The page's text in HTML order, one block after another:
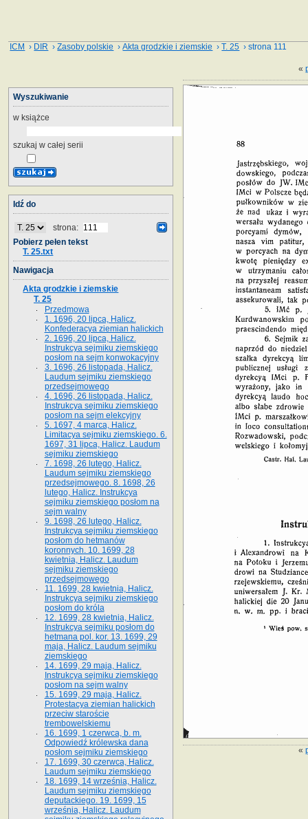
ICM › DIR ›Zasoby polskie ›Akta grodzkie i ziemskie ›T. 25 › strona 111
«
«
Wyszukiwanie
w książce
szukaj w całej serii
Idź do
strona:
Pobierz pełen tekst
T. 25.txt
Nawigacja
Akta grodzkie i ziemskie
T. 25
Przedmowa
1. 1696, 20 lipca, Halicz.
Konfederacya ziemian halickich
2. 1696, 20 lipca, Halicz.
Instrukcya sejmiku ziemskiego
posłom na sejm konwokacyjny
3. 1696, 26 listopada, Halicz.
Laudum sejmiku ziemskiego
przedsejmowego
4. 1696, 26 listopada, Halicz.
Instrukcya sejmiku ziemskiego
posłom na sejm elekcyjny
5. 1697, 4 marca, Halicz.
Limitacya sejmiku ziemskiego. 6.
1697, 31 lipca, Halicz. Laudum
sejmiku ziemskiego
7. 1698, 26 lutego, Halicz.
Laudum sejmiku ziemskiego
przedsejmowego. 8. 1698, 26
lutego, Halicz. Instrukcya
sejmiku ziemskiego posłom na
sejm walny
9. 1698, 26 lutego, Halicz.
Instrukcya sejmiku ziemskiego
posłom do hetmanów
koronnych. 10. 1699, 28
kwietnia, Halicz. Laudum
sejmiku ziemskiego
przedsejmowego
11. 1699, 28 kwietnia, Halicz.
Instrukcya sejmiku ziemskiego
posłom do króla
12. 1699, 28 kwietnia, Halicz.
Instrukcya sejmiku posłom do
hetmana pol. kor. 13. 1699, 29
maja, Halicz. Laudum sejmiku
ziemskiego
14. 1699, 29 maja, Halicz.
Instrukcya sejmiku ziemskiego
posłom na sejm walny
15. 1699, 29 maja, Halicz.
Protestacya ziemian halickich
przeciw staroście
trembowelskiemu
16. 1699, 1 czerwca, b. m.
Odpowiedź królewska dana
posłom sejmiku ziemskiego
17. 1699, 30 czerwca, Halicz.
Laudum sejmiku ziemskiego
18. 1699, 14 września, Halicz.
Laudum sejmiku ziemskiego
deputackiego. 19. 1699, 15
września, Halicz. Laudum